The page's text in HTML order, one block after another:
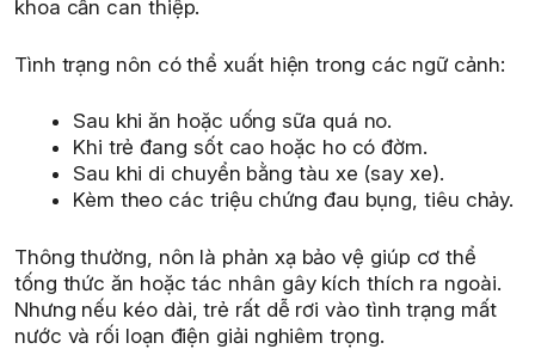
khoa cần can thiệp.
Tình trạng nôn có thể xuất hiện trong các ngữ cảnh:
Sau khi ăn hoặc uống sữa quá no.
Khi trẻ đang sốt cao hoặc ho có đờm.
Sau khi di chuyển bằng tàu xe (say xe).
Kèm theo các triệu chứng đau bụng, tiêu chảy.
Thông thường, nôn là phản xạ bảo vệ giúp cơ thể
tống thức ăn hoặc tác nhân gây kích thích ra ngoài.
Nhưng nếu kéo dài, trẻ rất dễ rơi vào tình trạng mất
nước và rối loạn điện giải nghiêm trọng.